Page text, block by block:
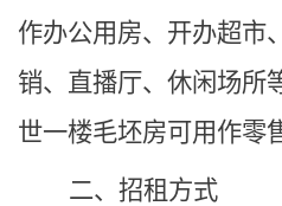
作办公用房、开办超市
销、 直播厅、休闲场所
世一楼毛坯房可用作零
二、招租方式